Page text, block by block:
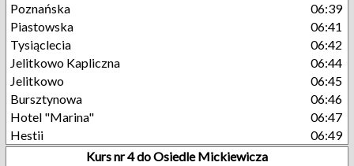
Poznańska
06:39
Piastowska
06:41
Tysiąclecia
06:42
Jelitkowo Kapliczna
06:44
Jelitkowo
06:45
Bursztynowa
06:46
Hotel "Marina"
06:47
Hestii
06:49
Kurs nr 4 do Osiedle Mickiewicza